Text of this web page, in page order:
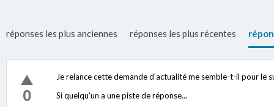
réponses les plus anciennes réponses les plus récentes
0
Je relance cette demande d'actualité me semble-t-il pour le
Si quelqu'un a une piste de réponse...